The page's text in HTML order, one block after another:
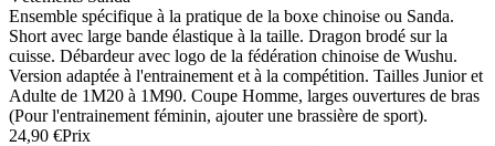
Ensemble spécifique à la pratique de la boxe chinoise ou Sanda.
Short avec large bande élastique à la taille. Dragon brodé sur la
cuisse. Débardeur avec logo de la fédération chinoise de Wushu.
Version adaptée à l'entrainement et à la compétition. Tailles Junior et
Adulte de 1M20 à 1M90. Coupe Homme, larges ouvertures de bras
(Pour l'entrainement féminin, ajouter une brassière de sport).
24,90 €Prix